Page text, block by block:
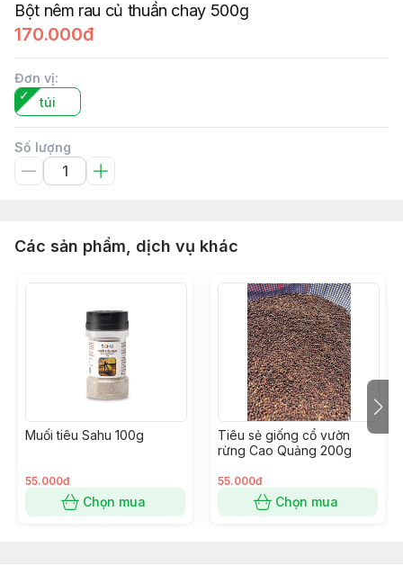
Bột nêm rau củ thuần chay 500g
170.000đ
Đơn vị:
túi
Số lượng
Các sản phẩm, dịch vụ khác
Muối tiêu Sahu 100g
55.000đ
Chọn mua
Tiêu sẻ giống cổ vườn
rừng Cao Quảng 200g
55.000đ
Chọn mua